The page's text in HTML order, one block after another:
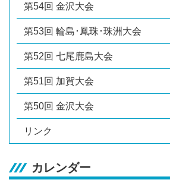
第54回 金沢大会
第53回 輪島･鳳珠･珠洲大会
第52回 七尾鹿島大会
第51回 加賀大会
第50回 金沢大会
リンク
カレンダー